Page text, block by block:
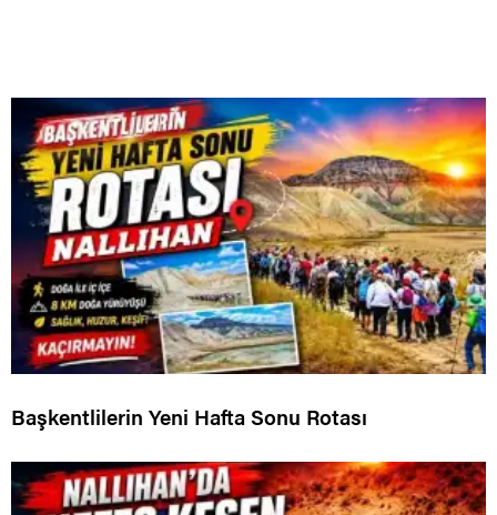
Başkentlilerin Yeni Hafta Sonu Rotası